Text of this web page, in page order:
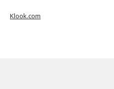
Klook.com